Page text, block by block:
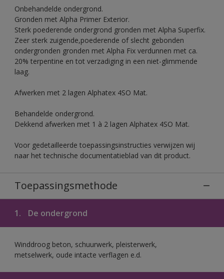
Onbehandelde ondergrond.
Gronden met Alpha Primer Exterior.
Sterk poederende ondergrond gronden met Alpha Superfix.
Zeer sterk zuigende,poederende of slecht gebonden
ondergronden gronden met Alpha Fix verdunnen met ca.
20% terpentine en tot verzadiging in een niet-glimmende
laag.
Afwerken met 2 lagen Alphatex 4SO Mat.
Behandelde ondergrond.
Dekkend afwerken met 1 à 2 lagen Alphatex 4SO Mat.
Voor gedetailleerde toepassingsinstructies verwijzen wij
naar het technische documentatieblad van dit product.
Toepassingsmethode
1. De ondergrond
Winddroog beton, schuurwerk, pleisterwerk,
metselwerk, oude intacte verflagen e.d.